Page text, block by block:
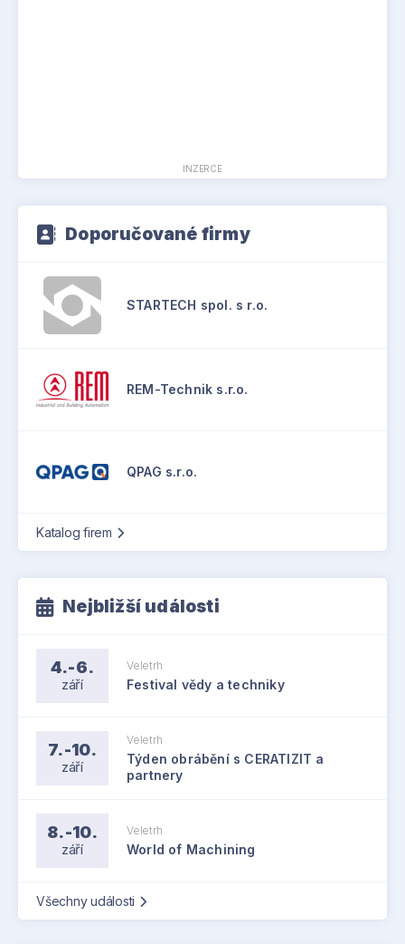
INZERCE
Doporučované firmy
STARTECH spol. s r.o.
REM-Technik s.r.o.
QPAG s.r.o.
Katalog firem
Nejbližší události
4.-6.
září
Veletrh
Festival vědy a techniky
7.-10.
září
Veletrh
Týden obrábění s CERATIZIT a
partnery
8.-10.
září
Veletrh
World of Machining
Všechny události